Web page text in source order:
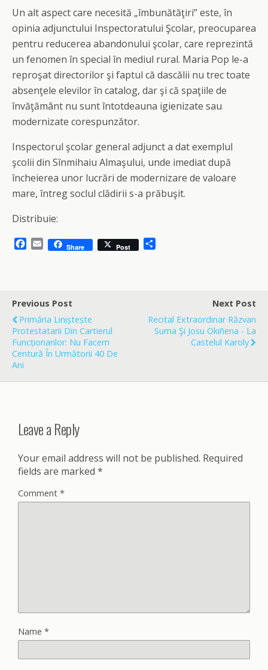
Un alt aspect care necesită „îmbunătăţiri” este, în
opinia adjunctului Inspectoratului Şcolar, preocuparea
pentru reducerea abandonului şcolar, care reprezintă
un fenomen în special în mediul rural. Maria Pop le-a
reproşat directorilor şi faptul că dascălii nu trec toate
absenţele elevilor în catalog, dar şi că spaţiile de
învăţământ nu sunt întotdeauna igienizate sau
modernizate corespunzător.
Inspectorul şcolar general adjunct a dat exemplul
şcolii din Sînmihaiu Almaşului, unde imediat după
încheierea unor lucrări de modernizare de valoare
mare, întreg soclul clădirii s-a prăbuşit.
Distribuie:
b
o
o
k
E
l
Share Post
e
Previous Post
Primăria Liniștește
Protestatarii Din Cartierul
Funcționarilor: Nu Facem
Centură În Următorii 40 De
Ani
Next Post
Recital Extraordinar Răzvan
Suma Şi Josu Okiñena - La
Castelul Karoly
Leave a Reply
Your email address will not be published. Required
fields are marked *
Comment *
Name *